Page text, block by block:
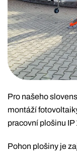
Pro našeho
montáží
pracovní plošinu IP
Pohon plošiny je